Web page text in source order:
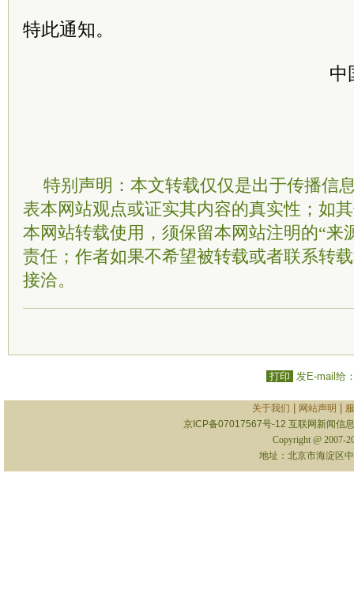
特此通知。
中
特别声明：本文转载仅仅是出于传播信
表本网站观点或证实其内容的真实性；如
本网站转载使用，须保留本网站注明的“来
责任；作者如果不希望被转载或者联系转
接洽。
打印 发E-mail给
关于我们 网站声明
京ICP备07017567号-12 互联网新闻信
Copyright @ 2007-
地址：北京市海淀区